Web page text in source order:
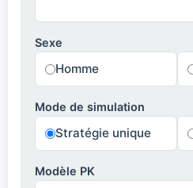
Sexe
Homme
Mode de simulation
Stratégie unique
Modèle PK